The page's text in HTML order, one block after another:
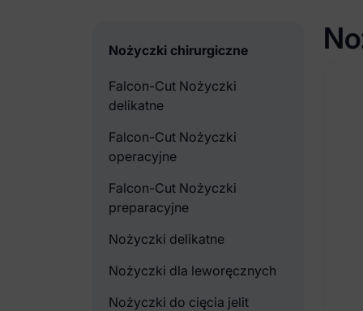
Nożyczki chirurgiczne
Falcon-Cut Nożyczki
delikatne
Falcon-Cut Nożyczki
operacyjne
Falcon-Cut Nożyczki
preparacyjne
Nożyczki delikatne
Nożyczki dla leworęcznych
Nożyczki do cięcia jelit